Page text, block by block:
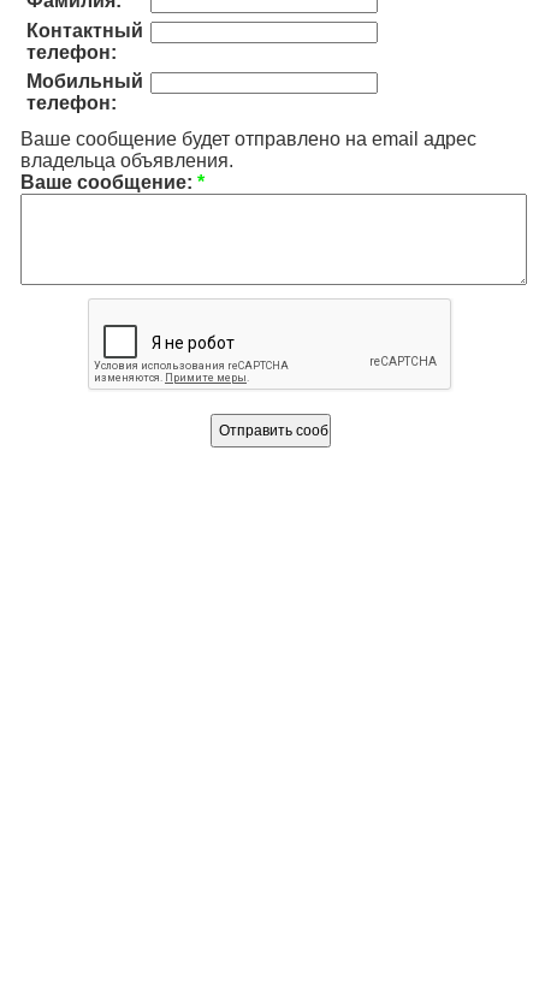
Контактный
телефон:
Мобильный
телефон:
Ваше сообщение будет отправлено на email адрес
владельца объявления.
Ваше сообщение: *